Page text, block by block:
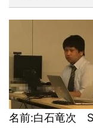
名前:白石竜次